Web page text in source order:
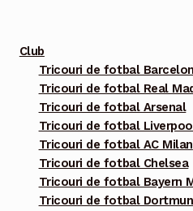
Club
Tricouri de fotbal
Tricouri de fotbal Real
Tricouri de fotbal Arsenal
Tricouri de fotbal
Tricouri de fotbal AC Milan
Tricouri de fotbal Chelsea
Tricouri de fotbal Bayern
Tricouri de fotbal